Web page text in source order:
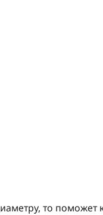
то поможет